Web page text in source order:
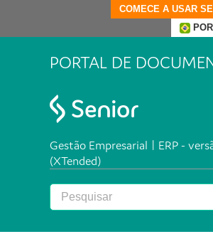
COMECE A USAR
PORTAL DE
Gestão Empresarial | ERP -
(XTended)